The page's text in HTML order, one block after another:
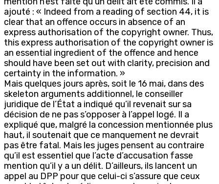
ajouté : « Indeed from a reading of section 44, it is
clear that an offence occurs in absence of an
express authorisation of the copyright owner. Thus,
this express authorisation of the copyright owner is
an essential ingredient of the offence and hence
should have been set out with clarity, precision and
certainty in the information. »
Mais quelques jours après, soit le 16 mai, dans des
skeleton arguments additionnel, le conseiller
juridique de l’État a indiqué qu’il revenait sur sa
décision de ne pas s’opposer à l’appel logé. Il a
expliqué que, malgré la concession mentionnée plus
haut, il soutenait que ce manquement ne devrait
pas être fatal. Mais les juges pensent au contraire
qu’il est essentiel que l’acte d’accusation fasse
mention qu’il y a un délit. D’ailleurs, ils lancent un
appel au DPP pour que celui-ci s’assure que ceux